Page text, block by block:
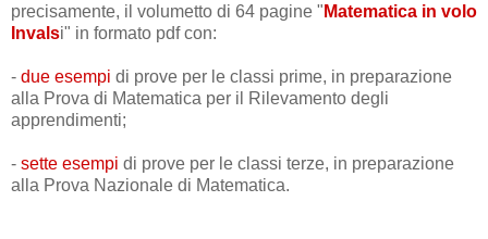
precisamente, il volumetto di 64 pagine " Matematica in volo
Invalsi" in formato pdf con:
- due esempi di prove per le classi prime, in preparazione
alla Prova di Matematica per il Rilevamento degli
apprendimenti;
- sette esempi di prove per le classi terze, in preparazione
alla Prova Nazionale di Matematica.